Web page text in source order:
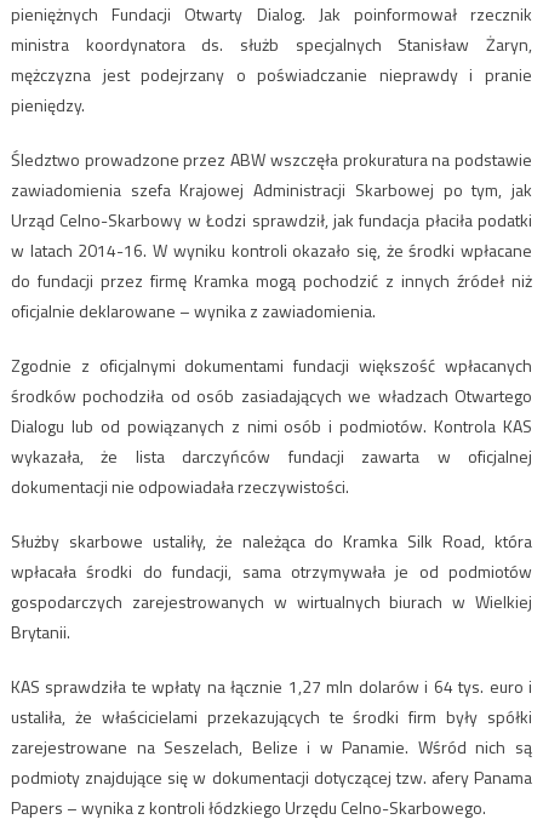
pieniężnych Fundacji Otwarty Dialog. Jak poinformował rzecznik
ministra koordynatora ds. służb specjalnych Stanisław Żaryn,
mężczyzna jest podejrzany o poświadczanie nieprawdy i pranie
pieniędzy.
Śledztwo prowadzone przez ABW wszczęła prokuratura na podstawie
zawiadomienia szefa Krajowej Administracji Skarbowej po tym, jak
Urząd Celno-Skarbowy w Łodzi sprawdził, jak fundacja płaciła podatki
w latach 2014-16. W wyniku kontroli okazało się, że środki wpłacane
do fundacji przez firmę Kramka mogą pochodzić z innych źródeł niż
oficjalnie deklarowane – wynika z zawiadomienia.
Zgodnie z oficjalnymi dokumentami fundacji większość wpłacanych
środków pochodziła od osób zasiadających we władzach Otwartego
Dialogu lub od powiązanych z nimi osób i podmiotów. Kontrola KAS
wykazała, że lista darczyńców fundacji zawarta w oficjalnej
dokumentacji nie odpowiadała rzeczywistości.
Służby skarbowe ustaliły, że należąca do Kramka Silk Road, która
wpłacała środki do fundacji, sama otrzymywała je od podmiotów
gospodarczych zarejestrowanych w wirtualnych biurach w Wielkiej
Brytanii.
KAS sprawdziła te wpłaty na łącznie 1,27 mln dolarów i 64 tys. euro i
ustaliła, że właścicielami przekazujących te środki firm były spółki
zarejestrowane na Seszelach, Belize i w Panamie. Wśród nich są
podmioty znajdujące się w dokumentacji dotyczącej tzw. afery Panama
Papers – wynika z kontroli łódzkiego Urzędu Celno-Skarbowego.